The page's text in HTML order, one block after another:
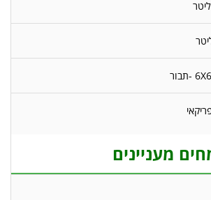
מעניינים